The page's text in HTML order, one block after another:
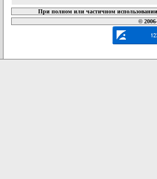
При полном или частичном
©